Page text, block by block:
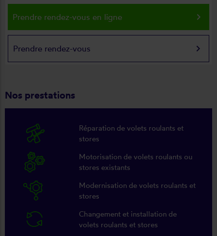
Prendre rendez-vous en ligne keyboard_arrow_right
Prendre rendez-vous keyboard_arrow_right
Nos prestations
Réparation de volets roulants et
stores
Motorisation de volets roulants ou
stores existants
Modernisation de volets roulants et
stores
Changement et installation de
volets roulants et stores